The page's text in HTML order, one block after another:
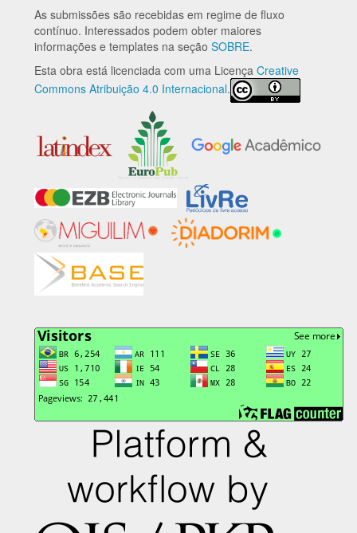
As submissões são recebidas em regime de fluxo
contínuo. Interessados podem obter maiores
informações e templates na seção SOBRE.
Esta obra está licenciada com uma Licença Creative
Commons Atribuição 4.0 Internacional.